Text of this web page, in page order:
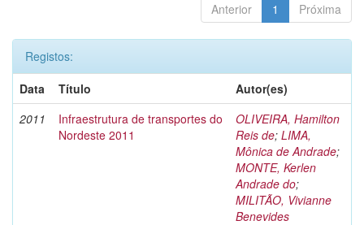
Anterior 1 Próxima
Registos:
Data
Título
Autor(es)
2011
Infraestrutura de transportes do
Nordeste 2011
OLIVEIRA, Hamilton
Reis de; LIMA,
Mônica de Andrade;
MONTE, Kerlen
Andrade do;
MILITÃO, Vivianne
Benevides